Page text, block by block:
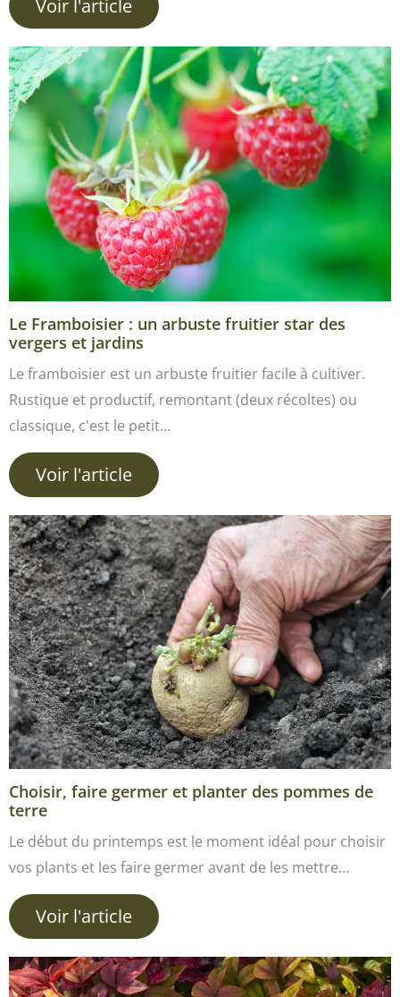
Voir l'article
Le Framboisier : un arbuste fruitier star des
vergers et jardins
Le framboisier est un arbuste fruitier facile à cultiver.
Rustique et productif, remontant (deux récoltes) ou
classique, c'est le petit…
Voir l'article
Choisir, faire germer et planter des pommes de
terre
Le début du printemps est le moment idéal pour choisir
vos plants et les faire germer avant de les mettre…
Voir l'article